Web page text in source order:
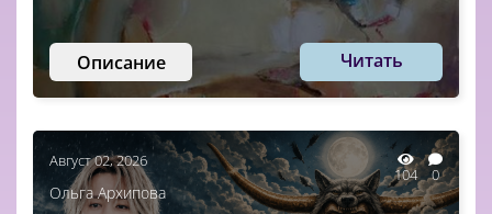
Описание Читать
Август 02, 2026
104 0
Ольга Архипова